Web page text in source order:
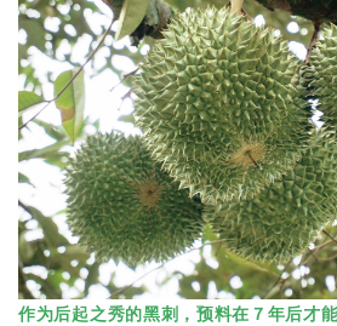
作为后起之秀的黑刺，预料在７年后才